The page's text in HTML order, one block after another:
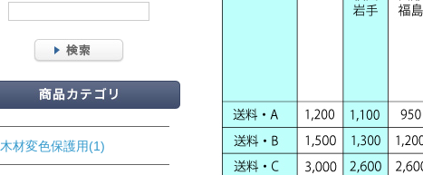
木材変色保護用(1)